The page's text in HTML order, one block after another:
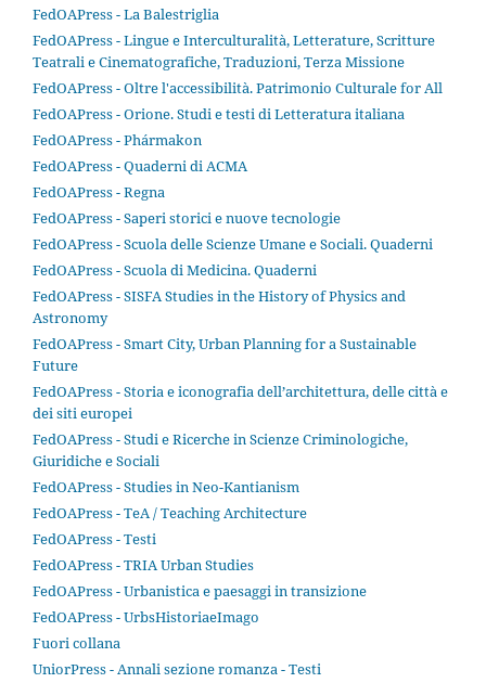
FedOAPress - La Balestriglia
FedOAPress - Lingue e Interculturalità, Letterature, Scritture
Teatrali e Cinematografiche, Traduzioni, Terza Missione
FedOAPress - Oltre l'accessibilità. Patrimonio Culturale for All
FedOAPress - Orione. Studi e testi di Letteratura italiana
FedOAPress - Phármakon
FedOAPress - Quaderni di ACMA
FedOAPress - Regna
FedOAPress - Saperi storici e nuove tecnologie
FedOAPress - Scuola delle Scienze Umane e Sociali. Quaderni
FedOAPress - Scuola di Medicina. Quaderni
FedOAPress - SISFA Studies in the History of Physics and
Astronomy
FedOAPress - Smart City, Urban Planning for a Sustainable
Future
FedOAPress - Storia e iconografia dell’architettura, delle città e
dei siti europei
FedOAPress - Studi e Ricerche in Scienze Criminologiche,
Giuridiche e Sociali
FedOAPress - Studies in Neo-Kantianism
FedOAPress - TeA / Teaching Architecture
FedOAPress - Testi
FedOAPress - TRIA Urban Studies
FedOAPress - Urbanistica e paesaggi in transizione
FedOAPress - UrbsHistoriaeImago
Fuori collana
UniorPress - Annali sezione romanza - Testi